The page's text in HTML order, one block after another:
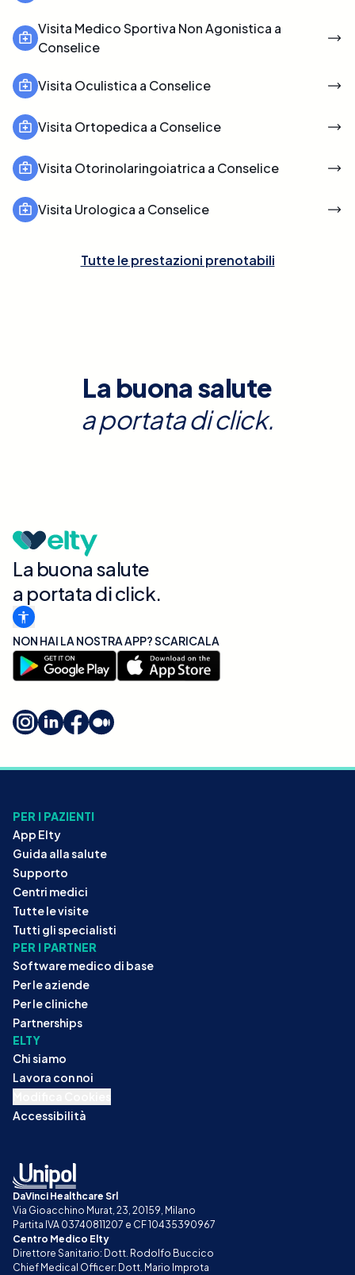
Visita Medico Sportiva Non Agonistica a
Conselice
Visita Oculistica a Conselice
Visita Ortopedica a Conselice
Visita Otorinolaringoiatrica a Conselice
Visita Urologica a Conselice
Tutte le prestazioni prenotabili
La buona salute
a portata di click.
La buona salute
a portata di click.
NON HAI LA NOSTRA APP? SCARICALA
PER I PAZIENTI
App Elty
Guida alla salute
Supporto
Centri medici
Tutte le visite
Tutti gli specialisti
PER I PARTNER
Software medico di base
Per le aziende
Per le cliniche
Partnerships
ELTY
Chi siamo
Lavora con noi
Accessibilità
DaVinci Healthcare Srl
Via Gioacchino Murat, 23, 20159, Milano
Partita IVA 03740811207 e CF 10435390967
Centro Medico Elty
Direttore Sanitario: Dott. Rodolfo Buccico
Chief Medical Officer: Dott. Mario Improta